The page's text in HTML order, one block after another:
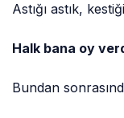
Astığı astık,
Halk bana oy
Bundan